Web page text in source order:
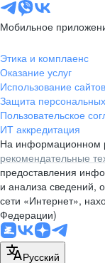
Мобильное
Этика и комплаенс
Оказание услуг
Использование сайтов
Защита
Пользовательское
ИТ аккредитация
На информационном
рекомендательные
предоставления
и анализа сведений,
сети «Интернет»,
Федерации)
Русский